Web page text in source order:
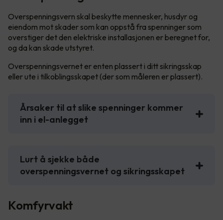
Overspenningsvern skal beskytte mennesker, husdyr og
eiendom mot skader som kan oppstå fra spenninger som
overstiger det den elektriske installasjonen er beregnet for,
og da kan skade utstyret.
Overspenningsvernet er enten plassert i ditt sikringsskap
eller ute i tilkoblingsskapet (der som måleren er plassert).
Årsaker til at slike spenninger kommer
inn i el-anlegget
Lurt å sjekke både
overspenningsvernet og sikringsskapet
Komfyrvakt